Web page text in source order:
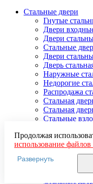
Стальные двери
Гнутые
Двери
Двери
Стальные
Двери
Дверь
Наружные
Недорогие
Распродажа
Стальная
Стальная
Стальные
Стальные
Стальные
Стальные
Стальные
Стальные
Продолжая
использование файлов
пользовательских
местоположении,
для
Развернуть